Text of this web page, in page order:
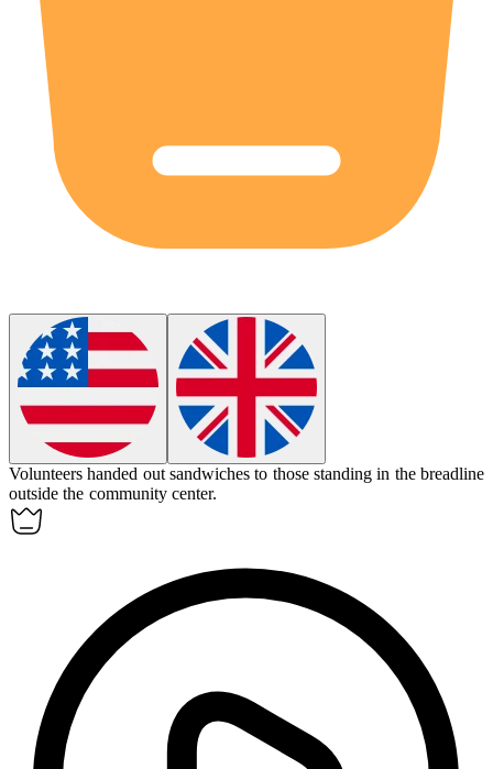
Volunteers handed out sandwiches to those standing in the breadline
outside the community center.